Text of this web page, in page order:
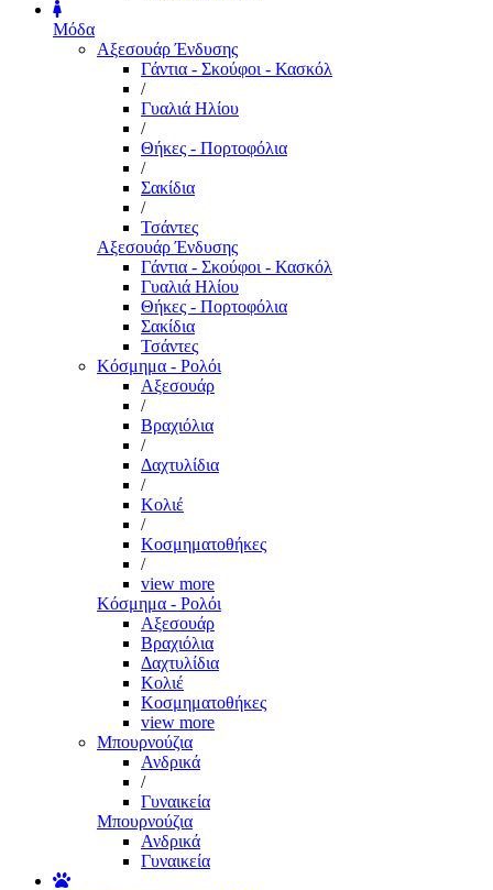
Μόδα
Αξεσουάρ Ένδυσης
Γάντια - Σκούφοι - Κασκόλ
/
Γυαλιά Ηλίου
/
Θήκες - Πορτοφόλια
/
Σακίδια
/
Τσάντες
Αξεσουάρ Ένδυσης
Γάντια - Σκούφοι - Κασκόλ
Γυαλιά Ηλίου
Θήκες - Πορτοφόλια
Σακίδια
Τσάντες
Κόσμημα - Ρολόι
Αξεσουάρ
/
Βραχιόλια
/
Δαχτυλίδια
/
Κολιέ
/
Κοσμηματοθήκες
/
view more
Κόσμημα - Ρολόι
Αξεσουάρ
Βραχιόλια
Δαχτυλίδια
Κολιέ
Κοσμηματοθήκες
view more
Μπουρνούζια
Ανδρικά
/
Γυναικεία
Μπουρνούζια
Ανδρικά
Γυναικεία